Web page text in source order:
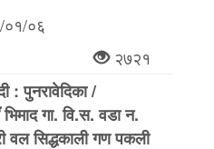
०६
२७२१
: पुनरावेदिका /
गा. वि.स. वडा न.
वल सिद्धकाली गण पकली